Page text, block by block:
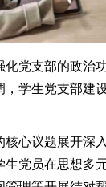
化党支部的政治
，学生党支部建
心议题展开深
党员在思想多